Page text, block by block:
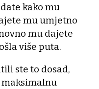
kako mu
mu umjetno
mu dajete
više puta.
ste to dosad,
maksimalnu